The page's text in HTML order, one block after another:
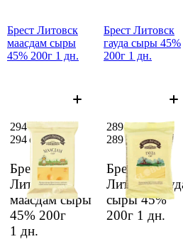
Брест Литовск
маасдам сыры
45% 200г 1 дн.
Брест
Литовск
маасдам сыры
45% 200г
1 дн.
294 сом
294 сом
Брест Литовск
гауда сыры 45%
200г 1 дн.
Брест
Литовск
сыры 45%
200г 1 дн.
289 сом
289 сом